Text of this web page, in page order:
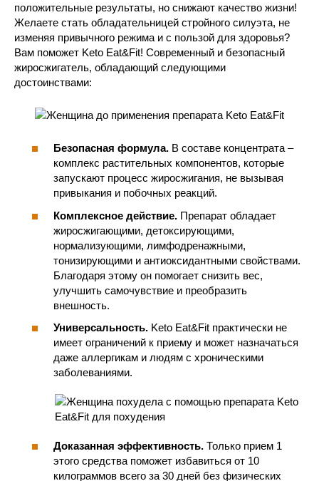
положительные результаты, но снижают качество жизни!
Желаете стать обладательницей стройного силуэта, не
изменяя привычного режима и с пользой для здоровья?
Вам поможет Keto Eat&Fit! Современный и безопасный
жиросжигатель, обладающий следующими
достоинствами:
Безопасная формула. В составе концентрата –
комплекс растительных компонентов, которые
запускают процесс жиросжигания, не вызывая
привыкания и побочных реакций.
Комплексное действие. Препарат обладает
жиросжигающими, детоксирующими,
нормализующими, лимфодренажными,
тонизирующими и антиоксидантными свойствами.
Благодаря этому он помогает снизить вес,
улучшить самочувствие и преобразить
внешность.
Универсальность. Keto Eat&Fit практически не
имеет ограничений к приему и может назначаться
даже аллергикам и людям с хроническими
заболеваниями.
Доказанная эффективность. Только прием 1
этого средства поможет избавиться от 10
килограммов всего за 30 дней без физических